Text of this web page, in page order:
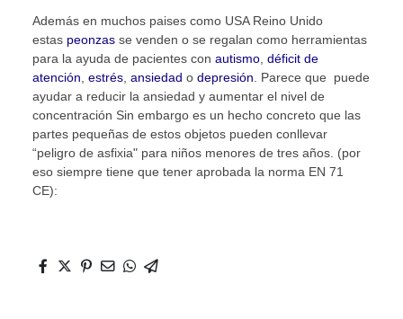
Además en muchos paises como USA Reino Unido
estas peonzas se venden o se regalan como herramientas
para la ayuda de pacientes con autismo déficit de
atención estrés ansiedad o depresión . Parece que puede
ayudar a reducir la ansiedad y aumentar el nivel de
concentración Sin embargo es un hecho concreto que las
partes pequeñas de estos objetos pueden conllevar
“peligro de asfixia" para niños menores de tres años. (por
eso siempre tiene que tener aprobada la norma EN 71
CE):